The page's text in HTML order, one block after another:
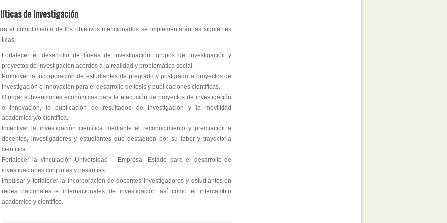
de Investigación
el cumplimiento de los objetivos mencionados se implementarán las siguientes
Fortalecer el desarrollo de líneas de investigación, grupos de investigación y
proyectos de investigación acordes a la realidad y problemática social.
Promover la incorporación de estudiantes de pregrado y postgrado a proyectos de
investigación e innovación para el desarrollo de tesis y publicaciones científicas.
Otorgar subvenciones económicas para la ejecución de proyectos de investigación
e innovación, la publicación de resultados de investigación y la movilidad
académica y/o científica.
Incentivar la investigación científica mediante el reconocimiento y premiación a
docentes, investigadores y estudiantes que destaquen por su labor y trayectoria
científica.
Fortalecer la vinculación Universidad – Empresa- Estado para el desarrollo de
investigaciones conjuntas y pasantías.
Impulsar y fortalecer la incorporación de docentes investigadores y estudiantes en
redes nacionales e internacionales de investigación así como el intercambio
académico y científico.